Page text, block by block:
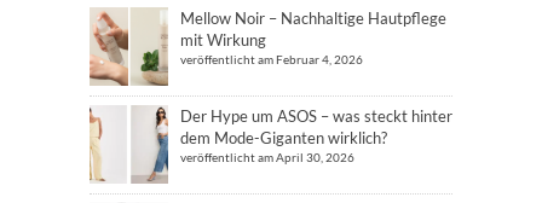
Mellow Noir – Nachhaltige Hautpflege
mit Wirkung
veröffentlicht am Februar 4, 2026
Der Hype um ASOS – was steckt hinter
dem Mode-Giganten wirklich?
veröffentlicht am April 30, 2026